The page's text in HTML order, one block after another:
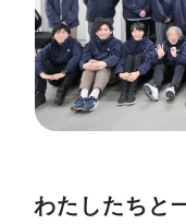
わたしたちと